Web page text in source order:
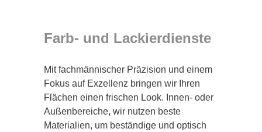
Farb- und Lackierdienste
Mit fachmännischer Präzision und einem
Fokus auf Exzellenz bringen wir Ihren
Flächen einen frischen Look. Innen- oder
Außenbereiche, wir nutzen beste
Materialien, um beständige und optisch